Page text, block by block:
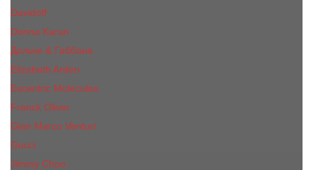
Davidoff
Donna Karan
Дольче & Габбана
Elizabeth Arden
Escentric Molecules
Franck Oliver
Gian Marco Venturi
Gucci
Jimmy Choo